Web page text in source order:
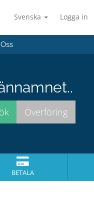
Svenska Logga in
BETALA